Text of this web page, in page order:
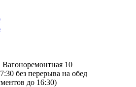
Вагоноремонтная 10
без перерыва на обед
до 16:30)